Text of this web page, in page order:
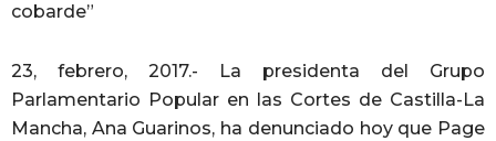
cobarde”
23, febrero, 2017.- La presidenta del Grupo
Parlamentario Popular en las Cortes de Castilla-La
Mancha, Ana Guarinos, ha denunciado hoy que Page